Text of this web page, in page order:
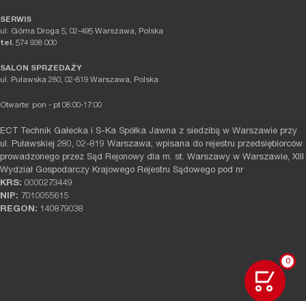
0
SERWIS
ul. Górna Droga 5, 02-495 Warszawa, Polska
tel. 574 938 000
SALON SPRZEDAŻY
ul. Puławska 280, 02-819 Warszawa, Polska
Otwarte: pon - pt 08:00-17:00
ECT Technik Gałecka i S-Ka Spółka Jawna z siedzibą w Warszawie przy
ul. Puławskiej 280, 02-819 Warszawa, wpisana do rejestru przedsiębiorców
prowadzonego przez Sąd Rejonowy dla m. st. Warszawy w Warszawie, XIII
Wydział Gospodarczy Krajowego Rejestru Sądowego pod nr
KRS: 0000273449
NIP: 7010055615
REGON: 140879038